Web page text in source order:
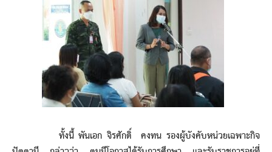
ทั้งนี้ พันเอก จิรศักดิ์ คงทน รองผู้บังคับหน่วยเฉพาะกิจ